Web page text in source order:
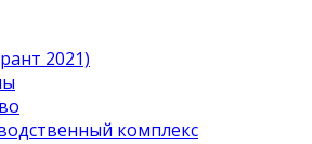
2021)
комплекс